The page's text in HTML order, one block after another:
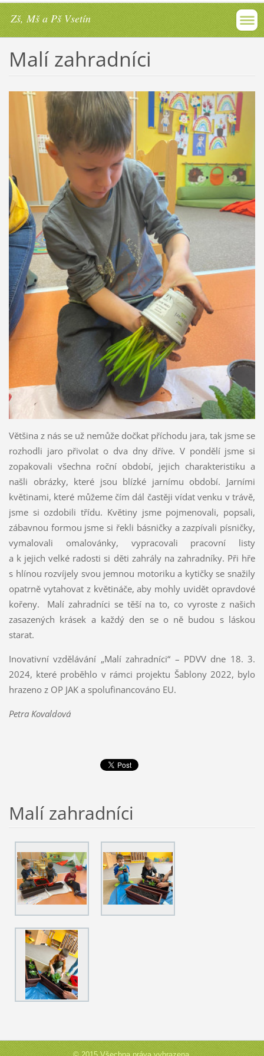
Zš, Mš a Pš Vsetín
Malí zahradníci
Většina z nás se už nemůže dočkat příchodu jara, tak jsme se
rozhodli jaro přivolat o dva dny dříve. V pondělí jsme si
zopakovali všechna roční období, jejich charakteristiku a
našli obrázky, které jsou blízké jarnímu období. Jarními
květinami, které můžeme čím dál častěji vídat venku v trávě,
jsme si ozdobili třídu. Květiny jsme pojmenovali, popsali,
zábavnou formou jsme si řekli básničky a zazpívali písničky,
vymalovali omalovánky, vypracovali pracovní listy
a k jejich velké radosti si děti zahrály na zahradníky. Při hře
s hlínou rozvíjely svou jemnou motoriku a kytičky se snažily
opatrně vytahovat z květináče, aby mohly uvidět opravdové
kořeny. Malí zahradníci se těší na to, co vyroste z našich
zasazených krásek a každý den se o ně budou s láskou
starat.
Inovativní vzdělávání „Malí zahradníci“ – PDVV dne 18. 3.
2024, které proběhlo v rámci projektu Šablony 2022, bylo
hrazeno z OP JAK a spolufinancováno EU.
Petra Kovaldová
Malí zahradníci